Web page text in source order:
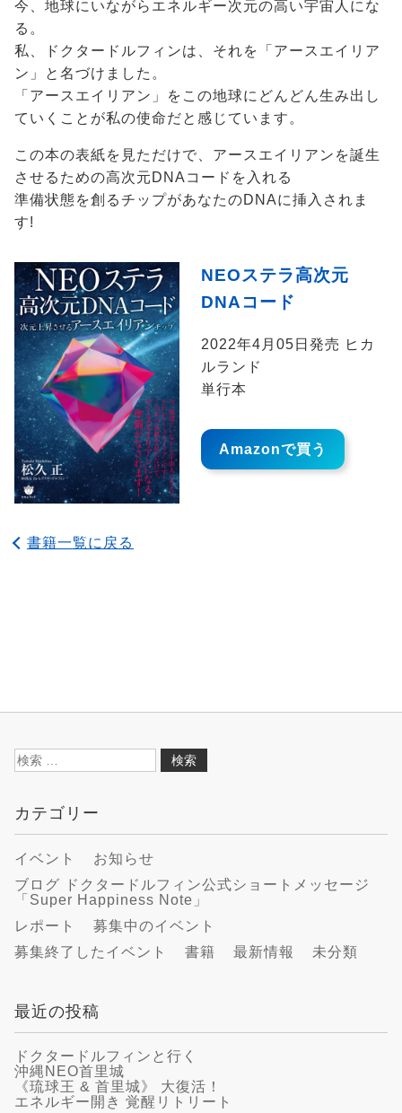
今、地球にいながらエネルギー次元の高い宇宙人にな
る。
私、ドクタードルフィンは、それを「アースエイリア
ン」と名づけました。
「アースエイリアン」をこの地球にどんどん生み出し
ていくことが私の使命だと感じています。
この本の表紙を見ただけで、アースエイリアンを誕生
させるための高次元DNAコードを入れる
準備状態を創るチップがあなたのDNAに挿入されま
す!
書籍一覧に戻る
NEOステラ高次元
DNAコード
2022年4月05日発売 ヒカ
ルランド
単行本
Amazonで買う
検
カテゴリー
イベント
お知らせ
ブログ ドクタードルフィン公式ショートメッセージ
「Super Happiness Note」
レポート
募集中のイベント
募集終了したイベント
書籍 最新情報 未分類
最近の投稿
ドクタードルフィンと行く
沖縄NEO首里城
《琉球王 & 首里城》 大復活！
エネルギー開き 覚醒リトリート